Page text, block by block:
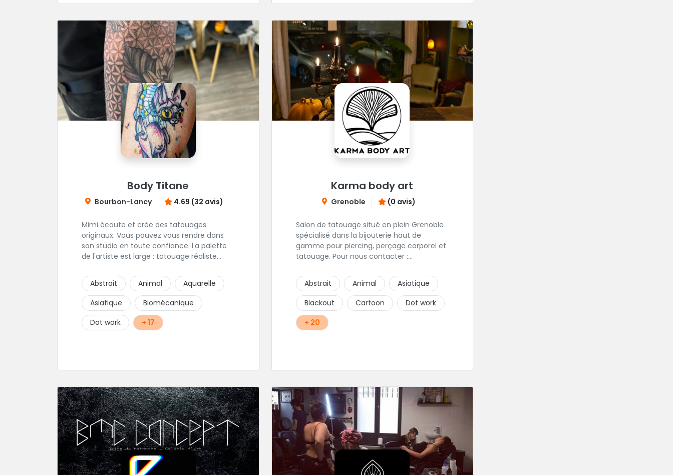
Body Titane
Bourbon-Lancy 4.69 (32 avis)
Mimi écoute et crée des tatouages
originaux. Vous pouvez vous rendre dans
son studio en toute confiance. La palette
de l'artiste est large : tatouage réaliste,
figuratif. Tout est question d'échange pour
construire un projet qui vous ressemble.
Abstrait Animal
Aquarelle
Asiatique
Biomécanique
Dot work
+ 17
Karma body art
Grenoble (0 avis)
Salon de tatouage situé en plein Grenoble
spécialisé dans la bijouterie haut de
gamme pour piercing, perçage corporel et
tatouage. Pour nous contacter :
Abstrait
Animal
Asiatique
Blackout
Cartoon
Dot work
+ 20